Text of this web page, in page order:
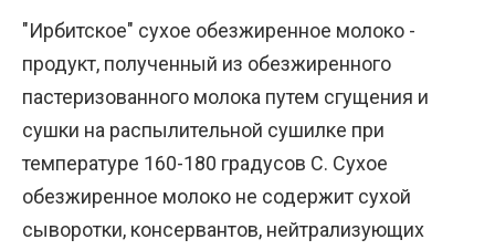
"Ирбитское" сухое обезжиренное молоко -
продукт, полученный из обезжиренного
пастеризованного молока путем сгущения и
сушки на распылительной сушилке при
температуре 160-180 градусов С. Сухое
обезжиренное молоко не содержит сухой
сыворотки, консервантов, нейтрализующих